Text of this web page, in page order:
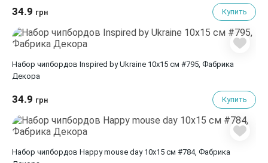
34.9 грн Купить
Набор чипбордов Inspired by Ukraine 10х15 см #795, Фабрика
Декора
34.9 грн Купить
Набор чипбордов Happy mouse day 10х15 см #784, Фабрика